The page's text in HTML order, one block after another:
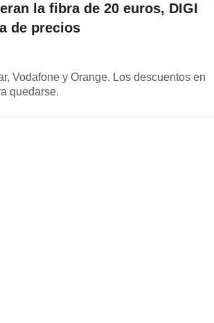
la fibra de 20 euros, DIGI
de precios
Vodafone y Orange. Los descuentos en
quedarse.